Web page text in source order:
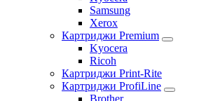
Samsung
Xerox
Картриджи Premium
Kyocera
Ricoh
Картриджи Print-Rite
Картриджи ProfiLine
Brother